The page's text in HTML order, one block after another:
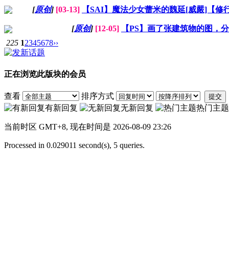
[原创] [03-13] 【SAI】魔法少女蕾米的魏延[威嚴]【修
[原创] [12-05]
【PS】画了张建筑物的图，
225 12345678››
正在浏览此版块的会员
查看 排序方式 提交
有新回复 无新回复 热门主题
当前时区 GMT+8, 现在时间是 2026-08-09 23:26
Processed in 0.029011 second(s), 5 queries.